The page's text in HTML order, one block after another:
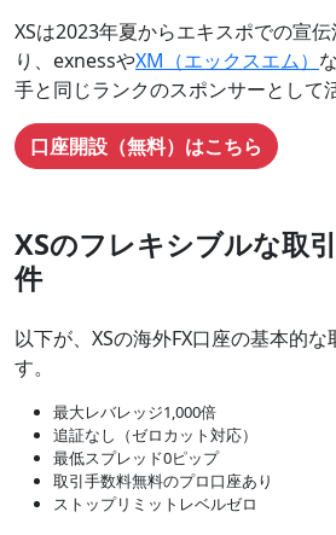
XSは2023年夏からエキスポでの宣
り、exnessやXM（エックスエム）
手と同じランクのスポンサーとして
口座開設（無料）はこちら
XSのフレキシブルな取
件
以下が、XSの海外FX口座の基本的
す。
最大レバレッジ1,000倍
追証なし（ゼロカット対応）
最低スプレッド0ピップ
取引手数料無料のプロ口座あり
ストップリミットレベルゼロ